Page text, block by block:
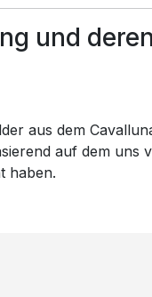
und
aus dem
auf dem uns
haben.